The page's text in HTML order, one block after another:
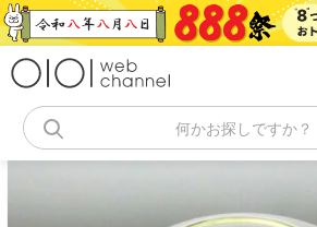
コ
ン
キ
何かお探しですか？